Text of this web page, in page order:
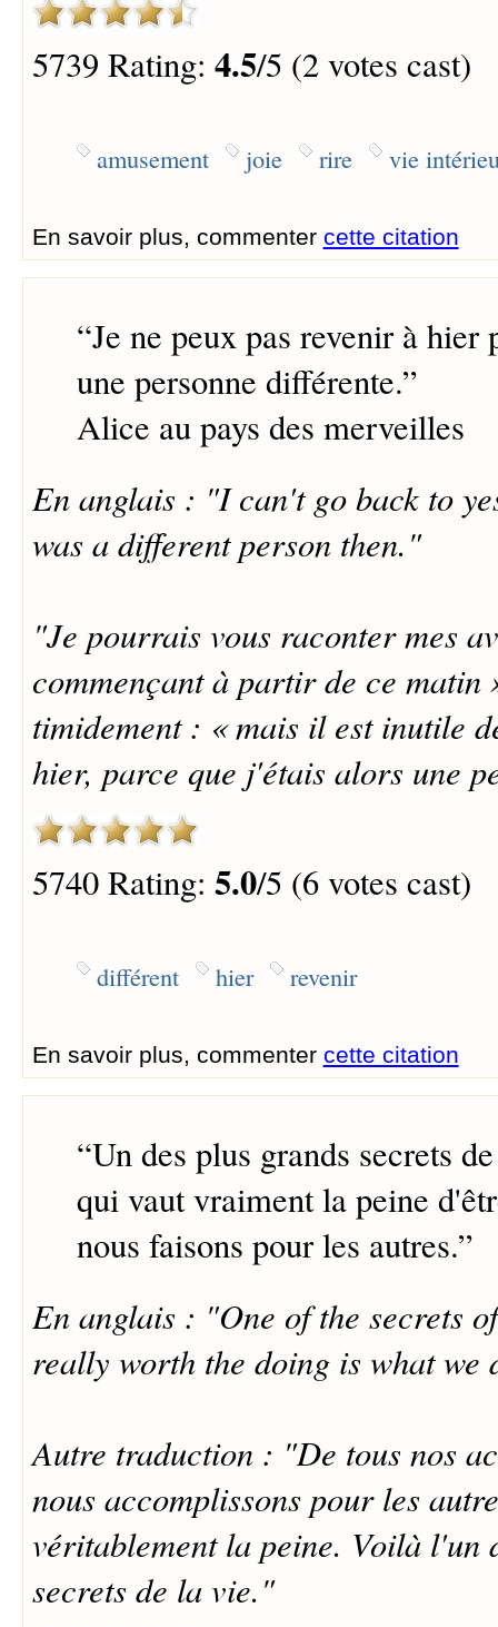
5739 Rating: 4.5/5 (2 votes cast)
amusement joie rire vie
En savoir plus, commenter cette citation
“Je ne peux pas revenir à hier
une personne différente.”
Alice au pays des merveilles
En anglais : "I can't go back to
was a different person then."
"Je pourrais vous raconter mes
commençant à partir de ce matin
timidement : « mais il est inutile
hier, parce que j'étais alors une
5740 Rating: 5.0/5 (6 votes cast)
différent hier revenir
En savoir plus, commenter cette citation
“Un des plus grands secrets
qui vaut vraiment la peine
nous faisons pour les autres.”
En anglais : "One of the secrets
really worth the doing is what we
Autre traduction : "De tous nos
nous accomplissons pour les
véritablement la peine. Voilà l'un
secrets de la vie."